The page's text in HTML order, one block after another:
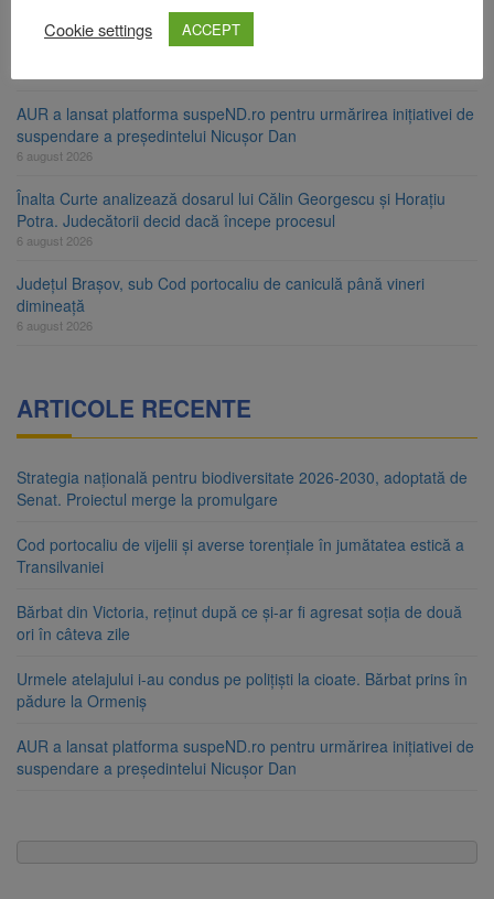
Urmele atelajului i-au condus pe polițiști la cioate. Bărbat prins în
AUR a lansat platforma suspeND.ro pentru urmărirea inițiativei de
suspendare a președintelui Nicușor Dan
6 august 2026
Înalta Curte analizează dosarul lui Călin Georgescu și Horațiu
Potra. Judecătorii decid dacă începe procesul
6 august 2026
Județul Brașov, sub Cod portocaliu de caniculă până vineri
dimineață
6 august 2026
ARTICOLE RECENTE
Strategia națională pentru biodiversitate 2026-2030, adoptată de
Senat. Proiectul merge la promulgare
Cod portocaliu de vijelii și averse torențiale în jumătatea estică a
Transilvaniei
Bărbat din Victoria, reținut după ce și-ar fi agresat soția de două
ori în câteva zile
Urmele atelajului i-au condus pe polițiști la cioate. Bărbat prins în
pădure la Ormeniș
AUR a lansat platforma suspeND.ro pentru urmărirea inițiativei de
suspendare a președintelui Nicușor Dan
Cookie settings
ACCEPT